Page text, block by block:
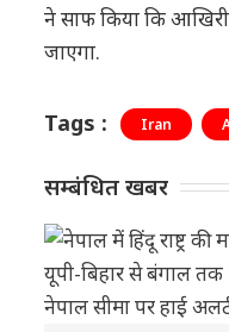
ने साफ किया कि
जाएगा.
Tags : Iran
सम्बंधित खबर